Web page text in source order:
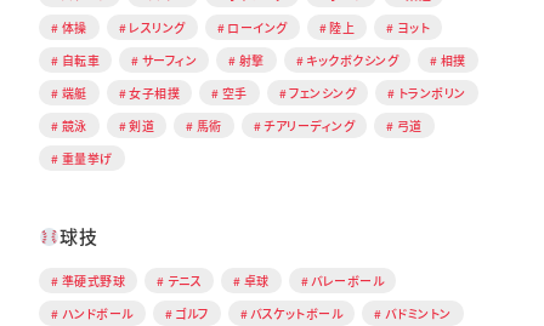
体操
レスリング ローイング 陸上
ヨット
自転車
サーフィン 射撃 キックボクシング
相撲
端艇
女子相撲 空手 フェンシング
トランポリン
競泳
剣道 馬術 チアリーディング
弓道
重量挙げ
球技
準硬式野球 テニス 卓球
バレーボール
ハンドボール
ゴルフ バスケットボール
バドミントン